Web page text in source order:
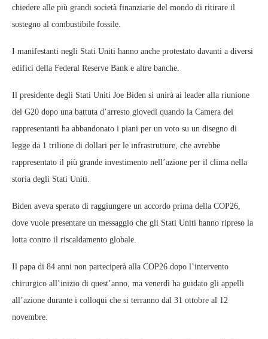
chiedere alle più grandi società finanziarie del mondo di ritirare il
sostegno al combustibile fossile.
I manifestanti negli Stati Uniti hanno anche protestato davanti a diversi
edifici della Federal Reserve Bank e altre banche.
Il presidente degli Stati Uniti Joe Biden si unirà ai leader alla riunione
del G20 dopo una battuta d’arresto giovedì quando la Camera dei
rappresentanti ha abbandonato i piani per un voto su un disegno di
legge da 1 trilione di dollari per le infrastrutture, che avrebbe
rappresentato il più grande investimento nell’azione per il clima nella
storia degli Stati Uniti.
Biden aveva sperato di raggiungere un accordo prima della COP26,
dove vuole presentare un messaggio che gli Stati Uniti hanno ripreso la
lotta contro il riscaldamento globale.
Il papa di 84 anni non parteciperà alla COP26 dopo l’intervento
chirurgico all’inizio di quest’anno, ma venerdì ha guidato gli appelli
all’azione durante i colloqui che si terranno dal 31 ottobre al 12
novembre.